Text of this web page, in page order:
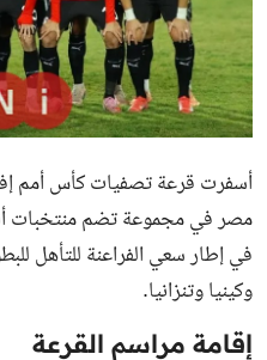
مصر في مجموعة تضم منتخبات
في إطار سعي الفراعنة للتأهل
وكينيا وتنزانيا.
إقامة مراسم القرعة